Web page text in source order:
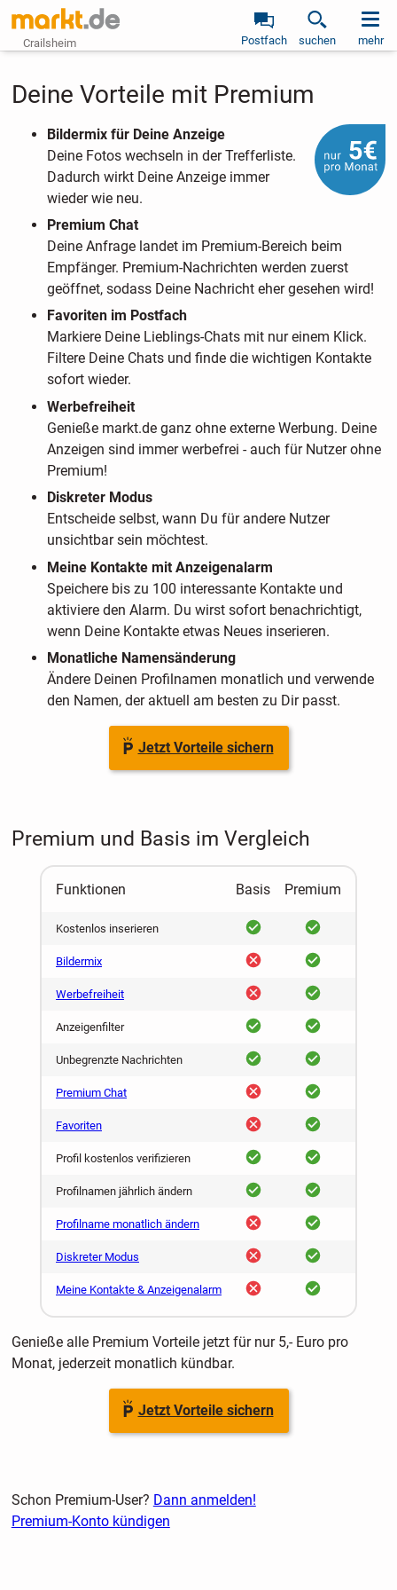
Crailsheim Postfach suchen mehr
Deine Vorteile mit Premium
Bildermix für Deine Anzeige
Deine Fotos wechseln in der Trefferliste.
Dadurch wirkt Deine Anzeige immer
wieder wie neu.
Premium Chat
Deine Anfrage landet im Premium-Bereich beim
Empfänger. Premium-Nachrichten werden zuerst
geöffnet, sodass Deine Nachricht eher gesehen wird!
Favoriten im Postfach
Markiere Deine Lieblings-Chats mit nur einem Klick.
Filtere Deine Chats und finde die wichtigen Kontakte
sofort wieder.
Werbefreiheit
Genieße markt.de ganz ohne externe Werbung. Deine
Anzeigen sind immer werbefrei - auch für Nutzer ohne
Premium!
Diskreter Modus
Entscheide selbst, wann Du für andere Nutzer
unsichtbar sein möchtest.
Meine Kontakte mit Anzeigenalarm
Speichere bis zu 100 interessante Kontakte und
aktiviere den Alarm. Du wirst sofort benachrichtigt,
wenn Deine Kontakte etwas Neues inserieren.
Monatliche Namensänderung
Ändere Deinen Profilnamen monatlich und verwende
den Namen, der aktuell am besten zu Dir passt.
Jetzt Vorteile sichern
Premium und Basis im Vergleich
Funktionen Basis Premium
Kostenlos inserieren ja ja
Bildermix nein ja
Werbefreiheit nein ja
Anzeigenfilter ja ja
Unbegrenzte Nachrichten ja ja
Premium Chat nein ja
Favoriten nein ja
Profil kostenlos verifizieren ja ja
Profilnamen jährlich ändern ja ja
Profilname monatlich ändern nein ja
Diskreter Modus nein ja
Meine Kontakte & Anzeigenalarm nein ja
Genieße alle Premium Vorteile jetzt für nur 5,- Euro pro
Monat, jederzeit monatlich kündbar.
Jetzt Vorteile sichern
Schon Premium-User? Dann anmelden!
Premium-Konto kündigen